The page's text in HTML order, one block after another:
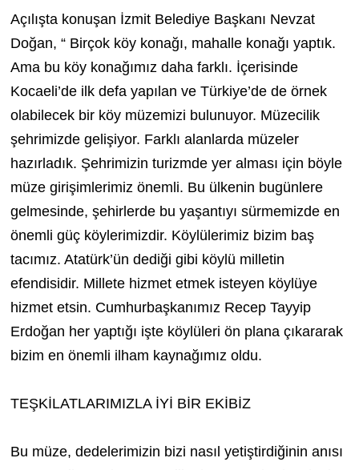
Açılışta konuşan İzmit Belediye Başkanı Nevzat
Doğan, “ Birçok köy konağı, mahalle konağı yaptık.
Ama bu köy konağımız daha farklı. İçerisinde
Kocaeli’de ilk defa yapılan ve Türkiye’de de örnek
olabilecek bir köy müzemizi bulunuyor. Müzecilik
şehrimizde gelişiyor. Farklı alanlarda müzeler
hazırladık. Şehrimizin turizmde yer alması için böyle
müze girişimlerimiz önemli. Bu ülkenin bugünlere
gelmesinde, şehirlerde bu yaşantıyı sürmemizde en
önemli güç köylerimizdir. Köylülerimiz bizim baş
tacımız. Atatürk’ün dediği gibi köylü milletin
efendisidir. Millete hizmet etmek isteyen köylüye
hizmet etsin. Cumhurbaşkanımız Recep Tayyip
Erdoğan her yaptığı işte köylüleri ön plana çıkararak
bizim en önemli ilham kaynağımız oldu.
TEŞKİLATLARIMIZLA İYİ BİR EKİBİZ
Bu müze, dedelerimizin bizi nasıl yetiştirdiğinin anısı